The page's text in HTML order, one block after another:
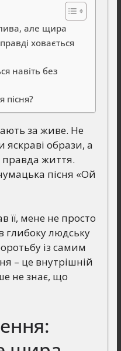
але щира
ховається
навіть без
пісня?
за живе. Не
яскраві образи, а
життя.
пісня «Ой
мене не просто
глибоку людську
із самим
– це внутрішній
не знає, що